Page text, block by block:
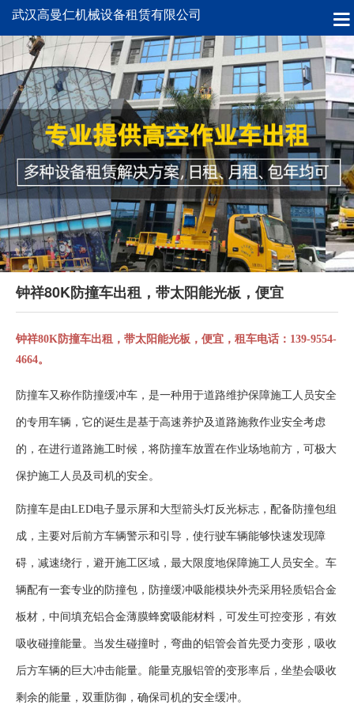
武汉高曼仁机械设备租赁有限公司
钟祥80K防撞车出租，带太阳能光板，便宜
钟祥80K防撞车出租，带太阳能光板，便宜，租车电话：139-9554-
4664。
防撞车又称作防撞缓冲车，是一种用于道路维护保障施工人员安全
的专用车辆，它的诞生是基于高速养护及道路施救作业安全考虑
的，在进行道路施工时候，将防撞车放置在作业场地前方，可极大
保护施工人员及司机的安全。
防撞车是由LED电子显示屏和大型箭头灯反光标志，配备防撞包组
成，主要对后前方车辆警示和引导，使行驶车辆能够快速发现障
碍，减速绕行，避开施工区域，最大限度地保障施工人员安全。车
辆配有一套专业的防撞包，防撞缓冲吸能模块外壳采用轻质铝合金
板材，中间填充铝合金薄膜蜂窝吸能材料，可发生可控变形，有效
吸收碰撞能量。当发生碰撞时，弯曲的铝管会首先受力变形，吸收
后方车辆的巨大冲击能量。能量克服铝管的变形率后，坐垫会吸收
剩余的能量，双重防御，确保司机的安全缓冲。